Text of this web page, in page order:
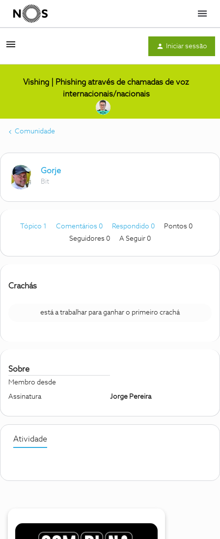
Menu
Iniciar sessão
Vishing | Phishing através de chamadas de voz
internacionais/nacionais
Comunidade
Gorje
Bit
Tópico 1 Comentários 0 Respondido 0
Pontos 0
Seguidores 0 A Seguir 0
Crachás
está a trabalhar para ganhar o primeiro crachá
Sobre
Membro desde
Assinatura Jorge Pereira
Atividade